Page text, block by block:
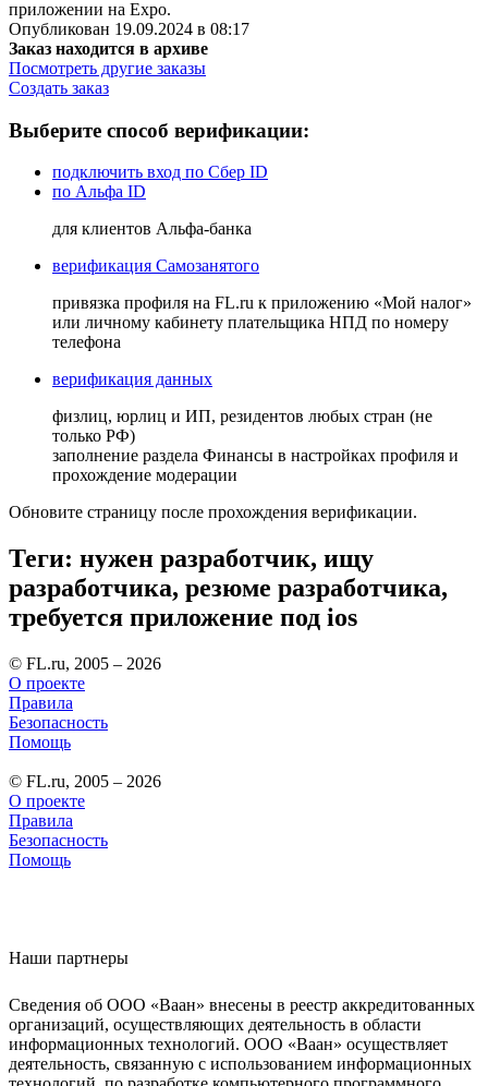
приложении на Expo.
Опубликован 19.09.2024 в 08:17
Заказ находится в архиве
Посмотреть другие заказы
Создать заказ
Выберите способ верификации:
подключить вход по Сбер ID
по Альфа ID
для клиентов Альфа-банка
верификация Самозанятого
привязка профиля на FL.ru к приложению «Мой налог»
или личному кабинету плательщика НПД по номеру
телефона
верификация данных
физлиц, юрлиц и ИП, резидентов любых стран (не
только РФ)
заполнение раздела Финансы в настройках профиля и
прохождение модерации
Обновите страницу после прохождения верификации.
Теги: нужен разработчик, ищу
разработчика, резюме разработчика,
требуется приложение под ios
© FL.ru, 2005 – 2026
О проекте
Правила
Безопасность
Помощь
© FL.ru, 2005 – 2026
О проекте
Правила
Безопасность
Помощь
Наши партнеры
Сведения об ООО «Ваан» внесены в реестр аккредитованных
организаций, осуществляющих деятельность в области
информационных технологий. ООО «Ваан» осуществляет
деятельность, связанную с использованием информационных